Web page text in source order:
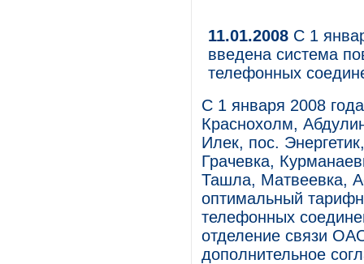
11.01.2008 С 1
введена система
телефонных
С 1 января 2008
Краснохолм,
Илек, пос.
Грачевка,
Ташла, Матвеевка,
оптимальный
телефонных
отделение связи
дополнительное